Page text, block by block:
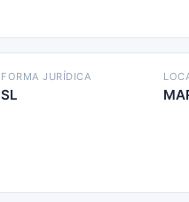
FORMA JURÍDICA
SL